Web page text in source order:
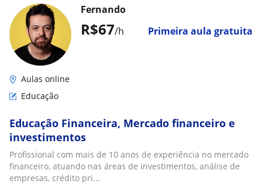
R$67/h Primeira aula gratuita
Fernando
Aulas online
Educação
Educação Financeira, Mercado financeiro e
investimentos
Profissional com mais de 10 anos de experiência no mercado
financeiro, atuando nas áreas de investimentos, análise de
empresas, crédito pri...